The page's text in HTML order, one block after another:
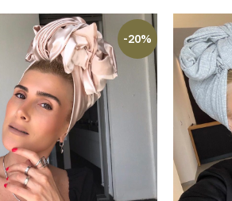
-20%